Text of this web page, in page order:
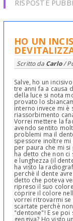
RISPOSTE
HO UN
Scritto da Carlo/
Salve, ho un
tre anni fa a causa
della luce si nota
provato lo
interno invece mi
riassorbimento
Vorrei mettere la
avendo sentito
problemi ma il
spessore inoltre
per paura che mi
ha detto che non
e lunghezza (il
ha visto la
perchè il dente
detto che poteva
ripreso il suo
coprire il colore
vorrei ritrovarmi se
scartate perchè
"dentone"! E se poi
gengiva? Ho visto